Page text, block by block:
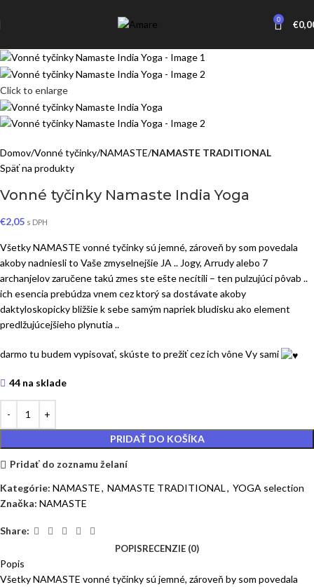
0 €
Click to enlarge
Domov Vonné tyčinky NAMASTE NAMASTE TRADITIONAL
Späť na produkty
Vonné tyčinky Namaste India Yoga
€2,05 s DPH
Všetky NAMASTE vonné tyčinky sú jemné, zároveň by som povedala
akoby nadniesli to Vaše zmyselnejšie JA .. Jogy, Arrudy alebo 7
archanjelov zaručene takú zmes ste ešte necítili – ten pulzujúci pôvab ..
ich esencia prebúdza vnem cez ktorý sa dostávate akoby
daktyloskopicky bližšie k sebe samým napriek bludisku ako element
predlžujúcejšieho plynutia ..
darmo tu budem vypisovať, skúste to prežiť cez ich vône Vy sami
44 na sklade
PRIDAŤ DO KOŠÍKA
Pridať do zoznamu želaní
Kategórie: NAMASTE, NAMASTE TRADITIONAL, YOGA selection
Značka: NAMASTE
Share:
POPISRECENZIE (0)
Popis
Všetky NAMASTE vonné tyčinky sú jemné, zároveň by som povedala